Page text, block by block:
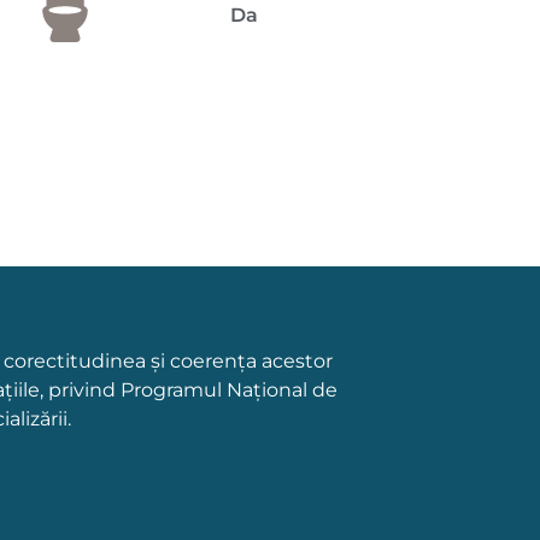
Da
și coerența acestor
privind Programul Național de